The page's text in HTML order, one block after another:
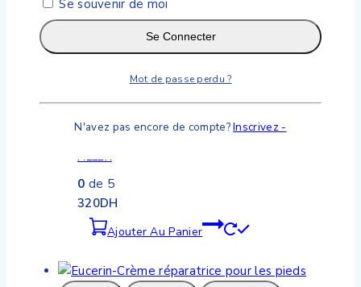
Compare Quick View
FILLER
0 de 5
320DH
Ajouter Au Panier
Se souvenir de moi
Se Connecter
Mot de passe perdu ?
N'avez pas encore de compte?Inscrivez -